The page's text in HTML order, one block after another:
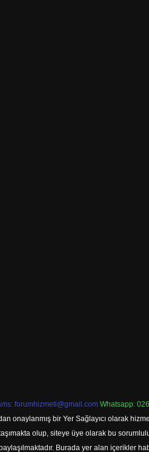
forumhizmeti@gmail.com Whatsapp:
onaylanmış bir Yer Sağlayıcı olarak
olup, siteye üye olarak bu
Burada yer alan içerikler